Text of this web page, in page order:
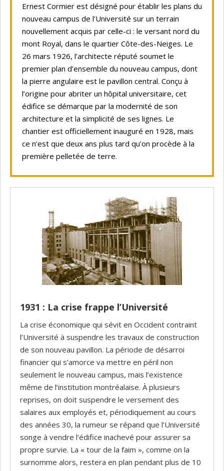
Ernest Cormier est désigné pour établir les plans du
nouveau campus de l’Université sur un terrain
nouvellement acquis par celle-ci : le versant nord du
mont Royal, dans le quartier Côte-des-Neiges. Le
26 mars 1926, l’architecte réputé soumet le
premier plan d’ensemble du nouveau campus, dont
la pierre angulaire est le pavillon central. Conçu à
l’origine pour abriter un hôpital universitaire, cet
édifice se démarque par la modernité de son
architecture et la simplicité de ses lignes. Le
chantier est officiellement inauguré en 1928, mais
ce n’est que deux ans plus tard qu’on procède à la
première pelletée de terre.
1931 : La crise frappe l’Université
La crise économique qui sévit en Occident contraint
l’Université à suspendre les travaux de construction
de son nouveau pavillon. La période de désarroi
financier qui s’amorce va mettre en péril non
seulement le nouveau campus, mais l’existence
même de l’institution montréalaise. À plusieurs
reprises, on doit suspendre le versement des
salaires aux employés et, périodiquement au cours
des années 30, la rumeur se répand que l’Université
songe à vendre l’édifice inachevé pour assurer sa
propre survie. La « tour de la faim », comme on la
surnomme alors, restera en plan pendant plus de 10